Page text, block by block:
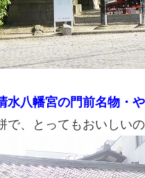
水八幡宮の門前名物・
で、とってもおいしい